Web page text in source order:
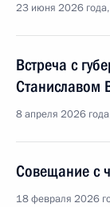
23 июня 2026
Встреча с
Станиславом
8 апреля 2026
Совещание с
18 февраля 2026